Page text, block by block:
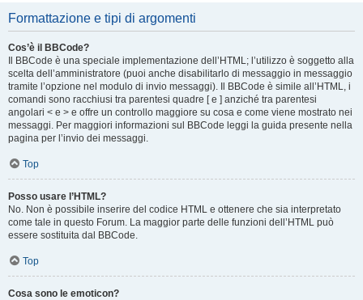
Formattazione e tipi di argomenti
Cos’è il BBCode?
Il BBCode è una speciale implementazione dell’HTML; l’utilizzo è soggetto alla
scelta dell’amministratore (puoi anche disabilitarlo di messaggio in messaggio
tramite l’opzione nel modulo di invio messaggi). Il BBCode è simile all’HTML, i
comandi sono racchiusi tra parentesi quadre [ e ] anziché tra parentesi
angolari < e > e offre un controllo maggiore su cosa e come viene mostrato nei
messaggi. Per maggiori informazioni sul BBCode leggi la guida presente nella
pagina per l’invio dei messaggi.
Top
Posso usare l’HTML?
No. Non è possibile inserire del codice HTML e ottenere che sia interpretato
come tale in questo Forum. La maggior parte delle funzioni dell’HTML può
essere sostituita dal BBCode.
Top
Cosa sono le emoticon?